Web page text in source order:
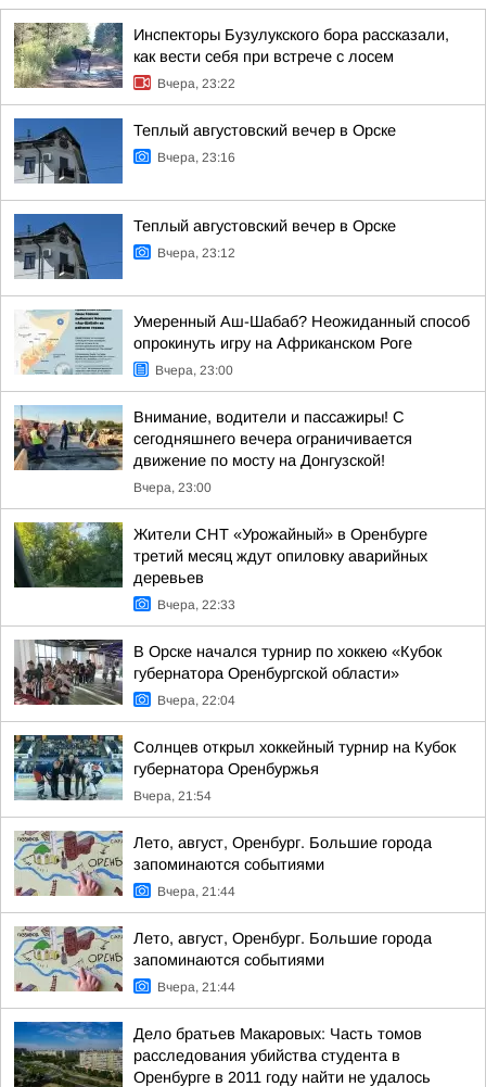
Инспекторы Бузулукского бора рассказали,
как вести себя при встрече с лосем
Вчера, 23:22
Теплый августовский вечер в Орске
Вчера, 23:16
Теплый августовский вечер в Орске
Вчера, 23:12
Умеренный Аш-Шабаб? Неожиданный способ
опрокинуть игру на Африканском Роге
Вчера, 23:00
Внимание, водители и пассажиры! С
сегодняшнего вечера ограничивается
движение по мосту на Донгузской!
Вчера, 23:00
Жители СНТ «Урожайный» в Оренбурге
третий месяц ждут опиловку аварийных
деревьев
Вчера, 22:33
В Орске начался турнир по хоккею «Кубок
губернатора Оренбургской области»
Вчера, 22:04
Солнцев открыл хоккейный турнир на Кубок
губернатора Оренбуржья
Вчера, 21:54
Лето, август, Оренбург. Большие города
запоминаются событиями
Вчера, 21:44
Лето, август, Оренбург. Большие города
запоминаются событиями
Вчера, 21:44
Дело братьев Макаровых: Часть томов
расследования убийства студента в
Оренбурге в 2011 году найти не удалось